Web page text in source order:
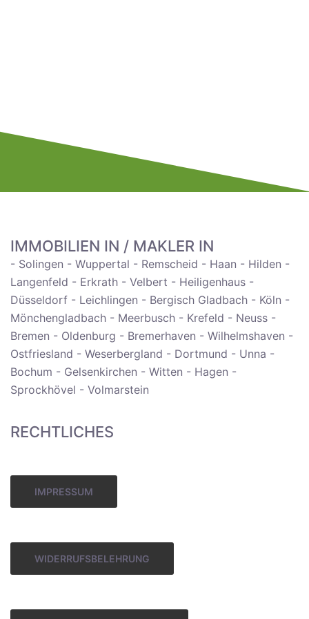
Erneuerung Badezimmer und Gästeklo.
Erneuerung/Sanierung der Fenster.
IMMOBILIEN IN / MAKLER IN
- Solingen - Wuppertal - Remscheid - Haan - Hilden -
Langenfeld - Erkrath - Velbert - Heiligenhaus -
Düsseldorf - Leichlingen - Bergisch Gladbach - Köln -
Mönchengladbach - Meerbusch - Krefeld - Neuss -
Bremen - Oldenburg - Bremerhaven - Wilhelmshaven -
Ostfriesland - Weserbergland - Dortmund - Unna -
Bochum - Gelsenkirchen - Witten - Hagen -
Sprockhövel - Volmarstein
RECHTLICHES
IMPRESSUM
WIDERRUFSBELEHRUNG